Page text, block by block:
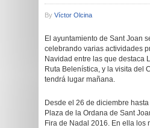
By Víctor Olcina
El ayuntamiento de Sant Joan
celebrando varias actividades
Navidad entre las que destaca
Ruta Belenística, y la visita del
tendrá lugar mañana.
Desde el 26 de diciembre
Plaza de la Ordana de Sant
Fira de Nadal 2016. En ella los